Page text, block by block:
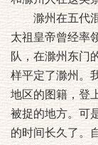
滁州在五代混
太祖皇帝曾经率
队，在滁州东门
样平定了滁州。
地区的图籍，登
被捉的地方。可
的时间长久了。